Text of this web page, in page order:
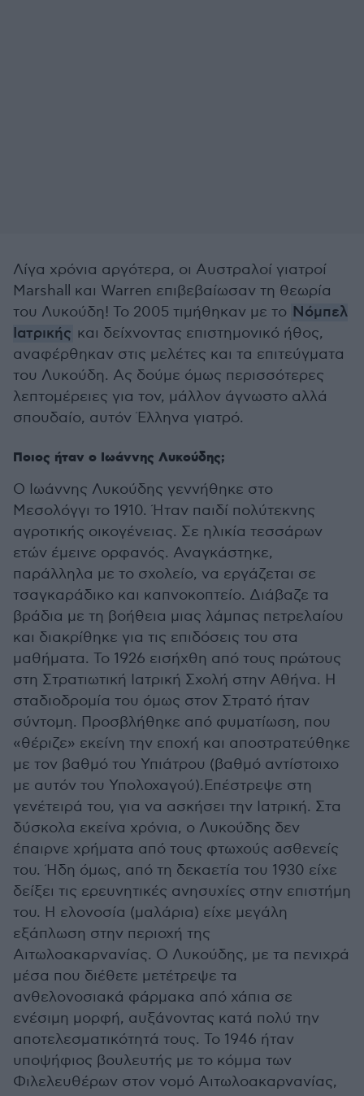
Λίγα χρόνια αργότερα, οι Αυστραλοί γιατροί
Marshall και Warren επιβεβαίωσαν τη θεωρία
του Λυκούδη! Το 2005 τιμήθηκαν με το Νόμπελ
Ιατρικής και δείχνοντας επιστημονικό ήθος,
αναφέρθηκαν στις μελέτες και τα επιτεύγματα
του Λυκούδη. Ας δούμε όμως περισσότερες
λεπτομέρειες για τον, μάλλον άγνωστο αλλά
σπουδαίο, αυτόν Έλληνα γιατρό.
Ποιος ήταν ο Ιωάννης Λυκούδης;
Ο Ιωάννης Λυκούδης γεννήθηκε στο
Μεσολόγγι το 1910. Ήταν παιδί πολύτεκνης
αγροτικής οικογένειας. Σε ηλικία τεσσάρων
ετών έμεινε ορφανός. Αναγκάστηκε,
παράλληλα με το σχολείο, να εργάζεται σε
τσαγκαράδικο και καπνοκοπτείο. Διάβαζε τα
βράδια με τη βοήθεια μιας λάμπας πετρελαίου
και διακρίθηκε για τις επιδόσεις του στα
μαθήματα. Το 1926 εισήχθη από τους πρώτους
στη Στρατιωτική Ιατρική Σχολή στην Αθήνα. Η
σταδιοδρομία του όμως στον Στρατό ήταν
σύντομη. Προσβλήθηκε από φυματίωση, που
«θέριζε» εκείνη την εποχή και αποστρατεύθηκε
με τον βαθμό του Υπιάτρου (βαθμό αντίστοιχο
με αυτόν του Υπολοχαγού).Επέστρεψε στη
γενέτειρά του, για να ασκήσει την Ιατρική. Στα
δύσκολα εκείνα χρόνια, ο Λυκούδης δεν
έπαιρνε χρήματα από τους φτωχούς ασθενείς
του. Ήδη όμως, από τη δεκαετία του 1930 είχε
δείξει τις ερευνητικές ανησυχίες στην επιστήμη
του. Η ελονοσία (μαλάρια) είχε μεγάλη
εξάπλωση στην περιοχή της
Αιτωλοακαρνανίας. Ο Λυκούδης, με τα πενιχρά
μέσα που διέθετε μετέτρεψε τα
ανθελονοσιακά φάρμακα από χάπια σε
ενέσιμη μορφή, αυξάνοντας κατά πολύ την
αποτελεσματικότητά τους. Το 1946 ήταν
υποψήφιος βουλευτής με το κόμμα των
Φιλελευθέρων στον νομό Αιτωλοακαρνανίας,